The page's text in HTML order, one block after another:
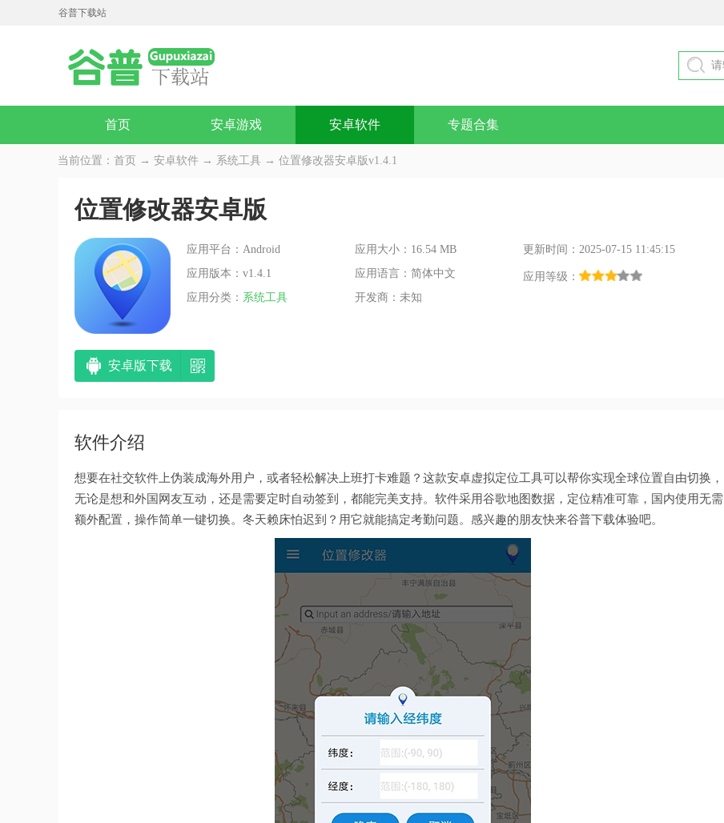
谷普下载站
首页 安卓游戏 安卓软件 专题合集
当前位置： 首页 → 安卓软件 → 系统工具 → 位置修改器安卓版v1.4.1
位置修改器安卓版
应用平台：Android 应用大小：16.54 MB
更新时间：2025-07-15 11:45:15
应用版本：v1.4.1
应用语言：简体中文
应用等级：
应用分类： 系统工具 开发商：未知
安卓版下载
软件介绍
想要在社交软件上伪装成海外用户，或者轻松解决上班打卡难题？这款安卓虚拟定位工具可以帮你实现全球位置自由切换，
无论是想和外国网友互动，还是需要定时自动签到，都能完美支持。软件采用谷歌地图数据，定位精准可靠，国内使用无需
额外配置，操作简单一键切换。冬天赖床怕迟到？用它就能搞定考勤问题。感兴趣的朋友快来谷普下载体验吧。